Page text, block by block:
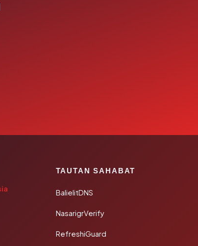
TAUTAN SAHABAT
BalielitDNS
NasarigrVerify
RefreshiGuard